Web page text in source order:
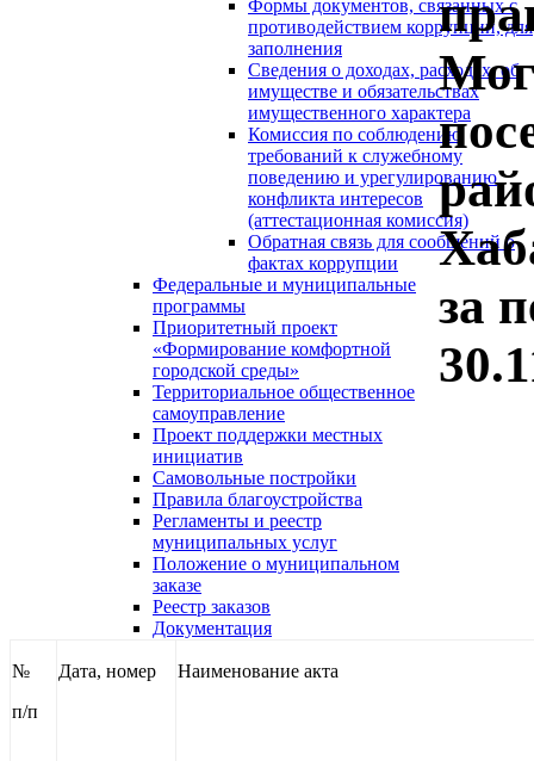
Формы документов, связанных с
противодействием коррупции, для
заполнения
Сведения о доходах, расходах, об
имуществе и обязательствах
имущественного характера
Комиссия по соблюдению
требований к служебному
поведению и урегулированию
конфликта интересов
(аттестационная комиссия)
Обратная связь для сообщений о
фактах коррупции
Федеральные и муниципальные
программы
Приоритетный проект
«Формирование комфортной
городской среды»
Территориальное общественное
самоуправление
Проект поддержки местных
инициатив
Самовольные постройки
Правила благоустройства
Регламенты и реестр
муниципальных услуг
Положение о муниципальном
заказе
Реестр заказов
Документация
за
№
п/п
Дата, номер Наименование акта